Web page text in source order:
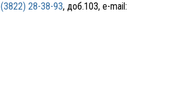
(3822) 28-38-93, доб.103, e-mail: